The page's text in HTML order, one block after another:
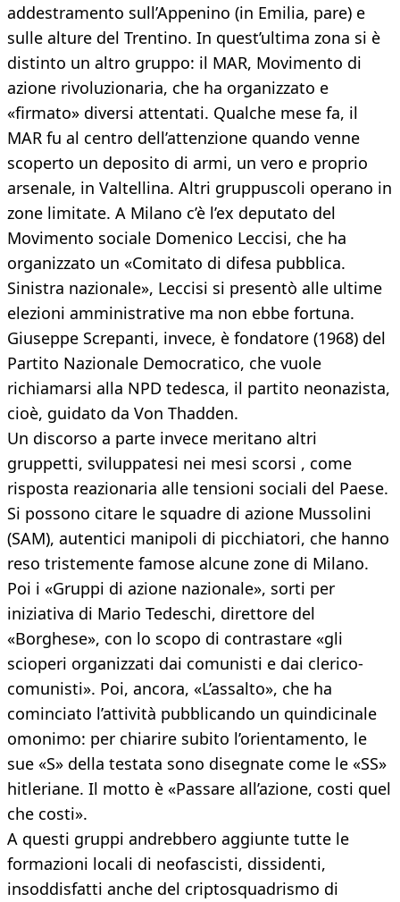
addestramento sull’Appenino (in Emilia, pare) e
sulle alture del Trentino. In quest’ultima zona si è
distinto un altro gruppo: il MAR, Movimento di
azione rivoluzionaria, che ha organizzato e
«firmato» diversi attentati. Qualche mese fa, il
MAR fu al centro dell’attenzione quando venne
scoperto un deposito di armi, un vero e proprio
arsenale, in Valtellina. Altri gruppuscoli operano in
zone limitate. A Milano c’è l’ex deputato del
Movimento sociale Domenico Leccisi, che ha
organizzato un «Comitato di difesa pubblica.
Sinistra nazionale», Leccisi si presentò alle ultime
elezioni amministrative ma non ebbe fortuna.
Giuseppe Screpanti, invece, è fondatore (1968) del
Partito Nazionale Democratico, che vuole
richiamarsi alla NPD tedesca, il partito neonazista,
cioè, guidato da Von Thadden.
Un discorso a parte invece meritano altri
gruppetti, sviluppatesi nei mesi scorsi , come
risposta reazionaria alle tensioni sociali del Paese.
Si possono citare le squadre di azione Mussolini
(SAM), autentici manipoli di picchiatori, che hanno
reso tristemente famose alcune zone di Milano.
Poi i «Gruppi di azione nazionale», sorti per
iniziativa di Mario Tedeschi, direttore del
«Borghese», con lo scopo di contrastare «gli
scioperi organizzati dai comunisti e dai clerico-
comunisti». Poi, ancora, «L’assalto», che ha
cominciato l’attività pubblicando un quindicinale
omonimo: per chiarire subito l’orientamento, le
sue «S» della testata sono disegnate come le «SS»
hitleriane. Il motto è «Passare all’azione, costi quel
che costi».
A questi gruppi andrebbero aggiunte tutte le
formazioni locali di neofascisti, dissidenti,
insoddisfatti anche del criptosquadrismo di